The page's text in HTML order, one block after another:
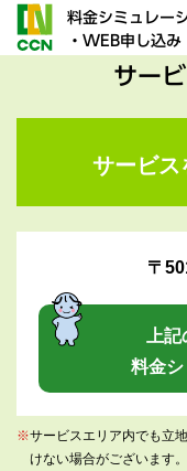
料金シミュレー
・WEB申し込み
サー
サービス
〒
上
料金
※サービスエリア内でも立
けない場合がございます。